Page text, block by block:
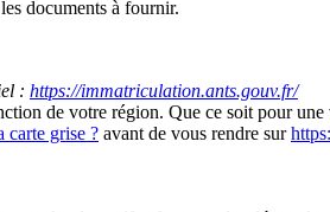
documents à fournir.
: https://immatriculation.ants.gouv.fr/
de votre région. Que ce soit pour
carte grise ? avant de vous rendre sur